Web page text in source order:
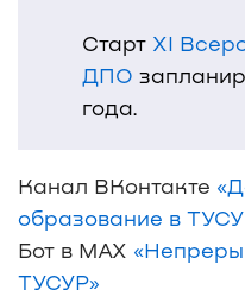
Старт XI
ДПО
года.
Канал ВКонтакте
образование в
Бот в MAX
ТУСУР»